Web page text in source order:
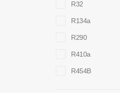
R32
R134a
R290
R410a
R454B